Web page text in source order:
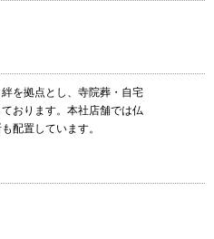
を拠点とし、寺院葬・自宅
おります。本社店舗では仏
配置しています。